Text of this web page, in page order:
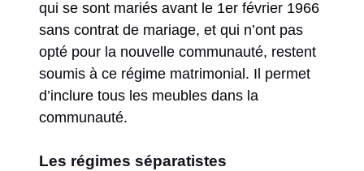
qui se sont mariés avant le 1er février 1966
sans contrat de mariage, et qui n’ont pas
opté pour la nouvelle communauté, restent
soumis à ce régime matrimonial. Il permet
d’inclure tous les meubles dans la
communauté.
Les régimes séparatistes